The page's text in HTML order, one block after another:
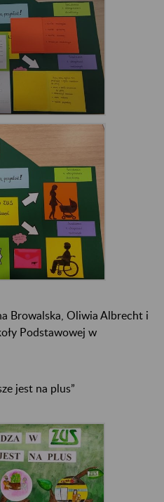
Browalska, Oliwia Albrecht i
Podstawowej w
jest na plus”